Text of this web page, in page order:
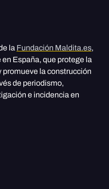
la Fundación Maldita.es,
España, que protege la
promueve la construcción
de periodismo,
e incidencia en